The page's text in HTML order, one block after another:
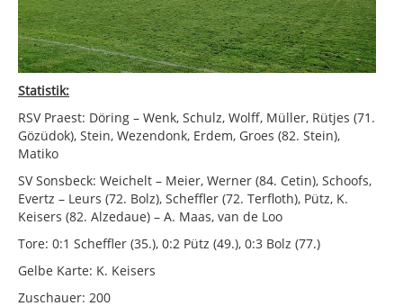
Statistik:
RSV Praest: Döring – Wenk, Schulz, Wolff, Müller, Rütjes (71.
Gözüdok), Stein, Wezendonk, Erdem, Groes (82. Stein),
Matiko
SV Sonsbeck: Weichelt – Meier, Werner (84. Cetin), Schoofs,
Evertz – Leurs (72. Bolz), Scheffler (72. Terfloth), Pütz, K.
Keisers (82. Alzedaue) – A. Maas, van de Loo
Tore: 0:1 Scheffler (35.), 0:2 Pütz (49.), 0:3 Bolz (77.)
Gelbe Karte: K. Keisers
Zuschauer: 200